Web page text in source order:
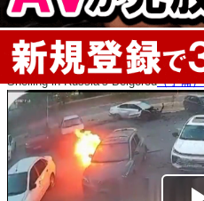
Shelling in Russia’s Belgorod（予備）